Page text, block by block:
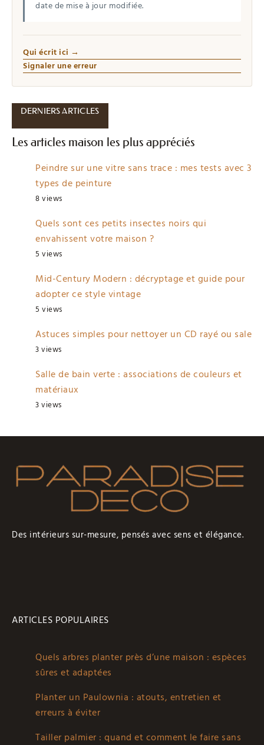
date de mise à jour modifiée.
Qui écrit ici →
Signaler une erreur
DERNIERS ARTICLES
Les articles maison les plus appréciés
Peindre sur une vitre sans trace : mes tests avec 3
types de peinture
8 views
Quels sont ces petits insectes noirs qui
envahissent votre maison ?
5 views
Mid-Century Modern : décryptage et guide pour
adopter ce style vintage
5 views
Astuces simples pour nettoyer un CD rayé ou sale
3 views
Salle de bain verte : associations de couleurs et
matériaux
3 views
Des intérieurs sur-mesure, pensés avec sens et élégance.
ARTICLES POPULAIRES
Quels arbres planter près d’une maison : espèces
sûres et adaptées
Planter un Paulownia : atouts, entretien et
erreurs à éviter
Tailler palmier : quand et comment le faire sans